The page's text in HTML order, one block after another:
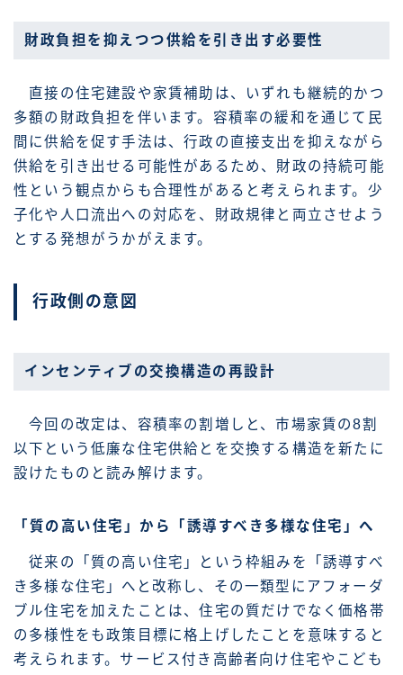
財政負担を抑えつつ供給を引き出す必要性
直接の住宅建設や家賃補助は、いずれも継続的かつ
多額の財政負担を伴います。容積率の緩和を通じて民
間に供給を促す手法は、行政の直接支出を抑えながら
供給を引き出せる可能性があるため、財政の持続可能
性という観点からも合理性があると考えられます。少
子化や人口流出への対応を、財政規律と両立させよう
とする発想がうかがえます。
行政側の意図
インセンティブの交換構造の再設計
今回の改定は、容積率の割増しと、市場家賃の8割
以下という低廉な住宅供給とを交換する構造を新たに
設けたものと読み解けます。
「質の高い住宅」から「誘導すべき多様な住宅」へ
従来の「質の高い住宅」という枠組みを「誘導すべ
き多様な住宅」へと改称し、その一類型にアフォーダ
ブル住宅を加えたことは、住宅の質だけでなく価格帯
の多様性をも政策目標に格上げしたことを意味すると
考えられます。サービス付き高齢者向け住宅やこども